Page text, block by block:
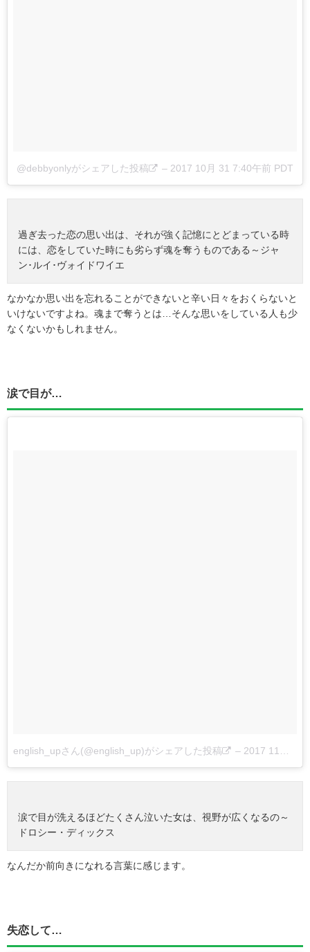
@debbyonlyがシェアした投稿 – 2017 10月 31 7:40午前 PDT
過ぎ去った恋の思い出は、それが強く記憶にとどまっている時
には、恋をしていた時にも劣らず魂を奪うものである～ジャ
ン･ルイ･ヴォイドワイエ
なかなか思い出を忘れることができないと辛い日々をおくらないと
いけないですよね。魂まで奪うとは…そんな思いをしている人も少
なくないかもしれません。
涙で目が…
english_upさん(@english_up)がシェアした投稿 – 2017 11月 2 2:59午前 PDT
涙で目が洗えるほどたくさん泣いた女は、視野が広くなるの～
ドロシー・ディックス
なんだか前向きになれる言葉に感じます。
失恋して…